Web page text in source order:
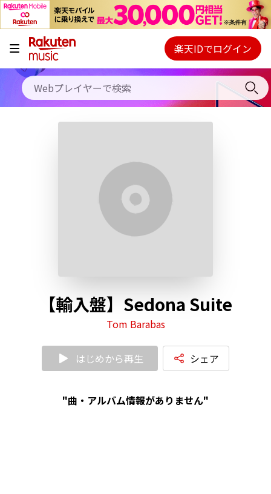
キャンペーン
料金プラン
使い方
Webプレイヤー
ご契約内容の確認・変更
楽天IDでログイン
【輸入盤】Sedona Suite
Tom Barabas
はじめから再生 シェア
"曲・アルバム情報がありません"